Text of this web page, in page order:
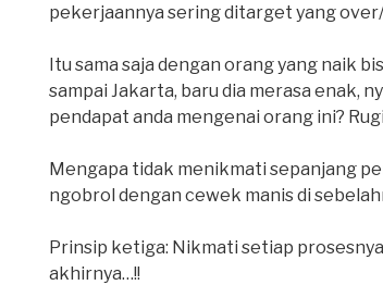
pekerjaannya sering ditarget yang
Itu sama saja dengan orang yang naik
sampai Jakarta, baru dia merasa enak,
pendapat anda mengenai orang ini?
Mengapa tidak menikmati sepanjang
ngobrol dengan cewek manis di
Prinsip ketiga: Nikmati setiap
akhirnya…!!